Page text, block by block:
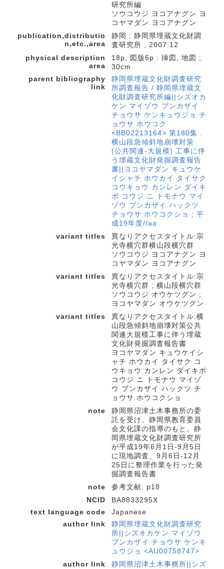
研究所編
ソウコウジ ヨコアナグン ヨ
コヤマダン ヨコアナグン
publication,distributio
n,etc.,area
静岡 : 静岡県埋蔵文化財調
査研究所 , 2007.12
physical description
area
18p, 図版6p : 挿図, 地図 ;
30cm
parent bibliography
link
静岡県埋蔵文化財調査研究
所調査報告 / 静岡県埋蔵文
化財調査研究所編||シズオカ
ケン マイゾウ ブンカザイ
チョウサ ケンキュウジョ チ
ョウサ ホウコク
<BB02213164> 第180集 .
横山段急傾斜地崩壊対策
(公共関連-大規模) 工事に伴
う埋蔵文化財発掘調査報告
書||ヨコヤマダン キュウケ
イシャチ ホウカイ タイサク
コウキョウ カンレン ダイキ
ボ コウジ ニ トモナウ マイ
ゾウ ブンカザイ ハックツ
チョウサ ホウコクショ ; 平
成19年度//aa
variant titles
異なりアクセスタイトル:宗
光寺横穴群横山段横穴群
ソウコウジ ヨコアナグン ヨ
コヤマダン ヨコアナグン
variant titles
異なりアクセスタイトル:宗
光寺横穴群 ; 横山段横穴群
ソウコウジ オウケツグン ;
ヨコヤマダン オウケツグン
variant titles
異なりアクセスタイトル:横
山段急傾斜地崩壊対策公共
関連大規模工事に伴う埋蔵
文化財発掘調査報告書
ヨコヤマダン キュウケイシ
ャチ ホウカイ タイサク コ
ウキョウ カンレン ダイキボ
コウジ ニ トモナウ マイゾ
ウ ブンカザイ ハックツ チ
ョウサ ホウコクショ
note
静岡県沼津土木事務所の委
託を受け、静岡県教育委員
会文化課の指導のもと、静
岡県埋蔵文化財調査研究所
が平成19年6月1日-9月5日
に現地調査、9月6日-12月
25日に整理作業を行った発
掘調査報告書
note
参考文献: p18
NCID
BA8833295X
text language code
Japanese
author link
静岡県埋蔵文化財調査研究
所||シズオカケン マイゾウ
ブンカザイ チョウサ ケンキ
ュウジョ <AU00758747>
author link
静岡県沼津土木事務所||シズ